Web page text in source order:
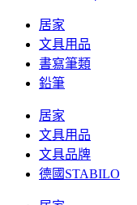
居家
文具用品
書寫筆類
鉛筆
居家
文具用品
文具品牌
德國STABILO